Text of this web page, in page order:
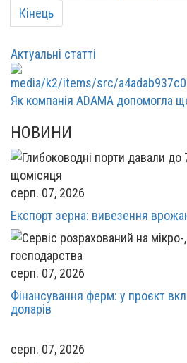
Кінець
Актуальні статті
Як компанія ADAMA допомогла
НОВИНИ
серп. 07, 2026
Експорт зерна: вивезення
серп. 07, 2026
Фінансування ферм: у проєкт
доларів
серп. 07, 2026